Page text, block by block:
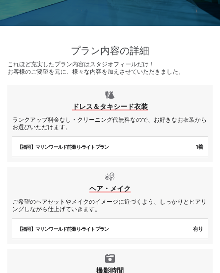
プラン内容の詳細
これほど充実したプラン内容はスタジオフィールだけ！
お客様のご要望を元に、様々な内容を加えさせていただきました。
ドレス＆タキシード衣装
ランクアップ料金なし・クリーニング代無料なので、お好きなお衣装から
お選びいただけます。
【福岡】マリンワールド前撮り-ライトプラン 1着
ヘア・メイク
ご希望のヘアセットやメイクのイメージに近づくよう、しっかりとヒアリ
ングしながら仕上げていきます。
【福岡】マリンワールド前撮り-ライトプラン 有り
撮影時間